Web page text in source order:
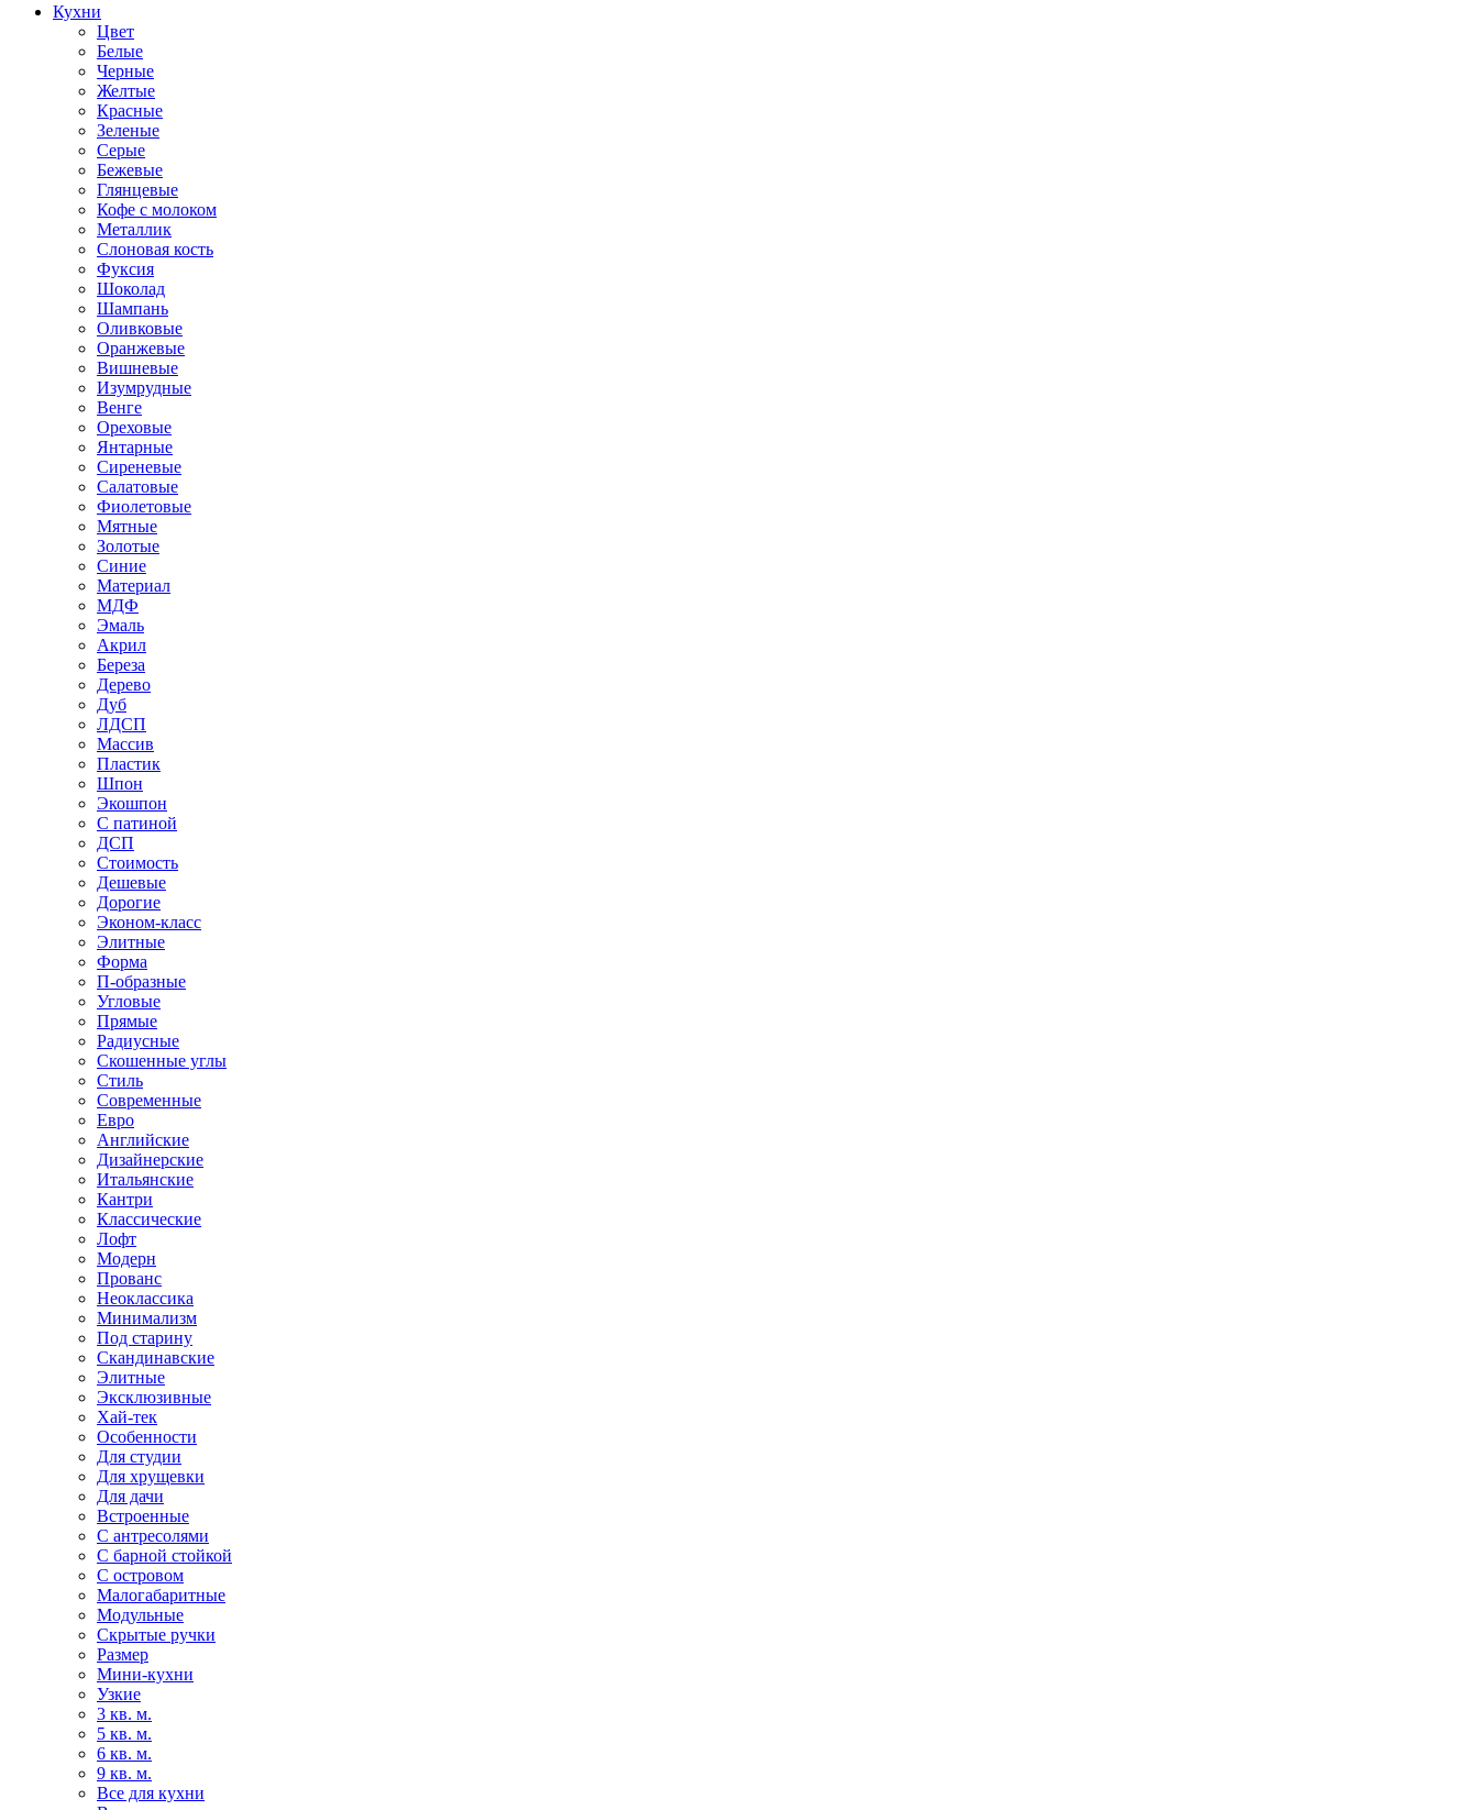
Кухни
Цвет
Белые
Черные
Желтые
Красные
Зеленые
Серые
Бежевые
Глянцевые
Кофе с молоком
Металлик
Слоновая кость
Фуксия
Шоколад
Шампань
Оливковые
Оранжевые
Вишневые
Изумрудные
Венге
Ореховые
Янтарные
Сиреневые
Салатовые
Фиолетовые
Мятные
Золотые
Синие
Материал
МДФ
Эмаль
Акрил
Береза
Дерево
Дуб
ЛДСП
Массив
Пластик
Шпон
Экошпон
С патиной
ДСП
Стоимость
Дешевые
Дорогие
Эконом-класс
Элитные
Форма
П-образные
Угловые
Прямые
Радиусные
Скошенные углы
Стиль
Современные
Евро
Английские
Дизайнерские
Итальянские
Кантри
Классические
Лофт
Модерн
Прованс
Неоклассика
Минимализм
Под старину
Скандинавские
Элитные
Эксклюзивные
Хай-тек
Особенности
Для студии
Для хрущевки
Для дачи
Встроенные
С антресолями
С барной стойкой
С островом
Малогабаритные
Модульные
Скрытые ручки
Размер
Мини-кухни
Узкие
3 кв. м.
5 кв. м.
6 кв. м.
9 кв. м.
Все для кухни